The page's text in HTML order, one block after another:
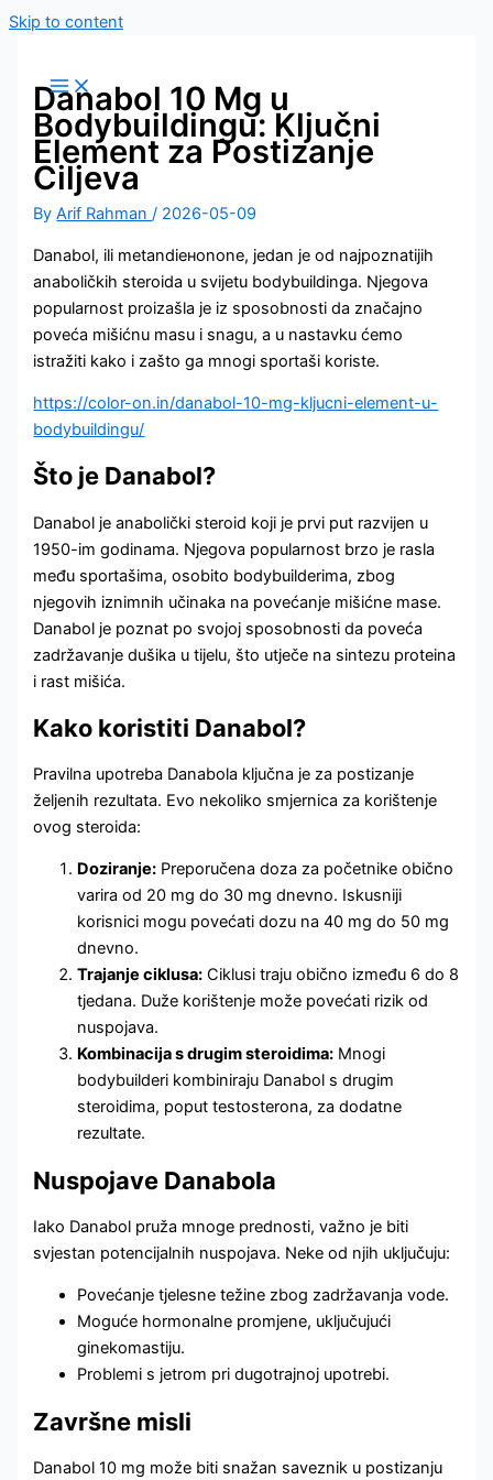
Skip to content
Danabol 10 Mg u
Bodybuildingu: Ključni
Element za Postizanje
Ciljeva
ByArif Rahman/ 2026-05-09
Danabol, ili metandiенonone, jedan je od najpoznatijih
anaboličkih steroida u svijetu bodybuildinga. Njegova
popularnost proizašla je iz sposobnosti da značajno
poveća mišićnu masu i snagu, a u nastavku ćemo
istražiti kako i zašto ga mnogi sportaši koriste.
https://color-on.in/danabol-10-mg-kljucni-element-u-
bodybuildingu/
Što je Danabol?
Danabol je anabolički steroid koji je prvi put razvijen u
1950-im godinama. Njegova popularnost brzo je rasla
među sportašima, osobito bodybuilderima, zbog
njegovih iznimnih učinaka na povećanje mišićne mase.
Danabol je poznat po svojoj sposobnosti da poveća
zadržavanje dušika u tijelu, što utječe na sintezu proteina
i rast mišića.
Kako koristiti Danabol?
Pravilna upotreba Danabola ključna je za postizanje
željenih rezultata. Evo nekoliko smjernica za korištenje
ovog steroida:
Doziranje: Preporučena doza za početnike obično
varira od 20 mg do 30 mg dnevno. Iskusniji
korisnici mogu povećati dozu na 40 mg do 50 mg
dnevno.
Trajanje ciklusa: Ciklusi traju obično između 6 do 8
tjedana. Duže korištenje može povećati rizik od
nuspojava.
Kombinacija s drugim steroidima: Mnogi
bodybuilderi kombiniraju Danabol s drugim
steroidima, poput testosterona, za dodatne
rezultate.
Nuspojave Danabola
Iako Danabol pruža mnoge prednosti, važno je biti
svjestan potencijalnih nuspojava. Neke od njih uključuju:
Povećanje tjelesne težine zbog zadržavanja vode.
Moguće hormonalne promjene, uključujući
ginekomastiju.
Problemi s jetrom pri dugotrajnoj upotrebi.
Završne misli
Danabol 10 mg može biti snažan saveznik u postizanju